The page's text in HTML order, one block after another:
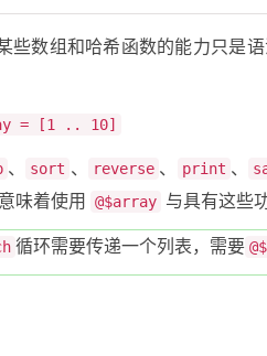
些数组和哈希函数的能力只是
= [1 .. 10]
、 sort 、 reverse 、 print 、
味着使用
@$array 与具有这些
循环需要传递一个列表，需要